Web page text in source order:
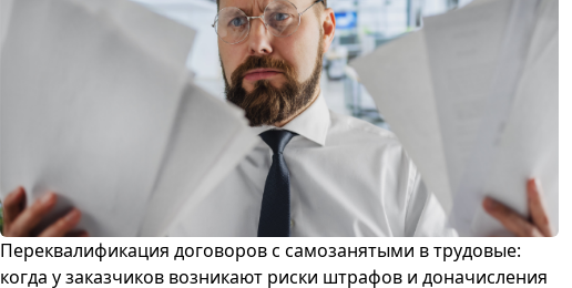
Переквалификация договоров с самозанятыми в трудовые:
когда у заказчиков возникают риски штрафов и доначисления